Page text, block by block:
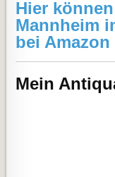
Hier
Mannheim
bei
Mein